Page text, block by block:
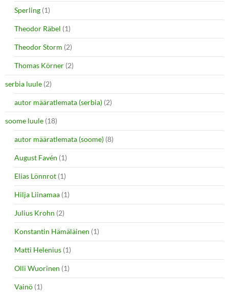
Sperling (1)
Theodor Räbel (1)
Theodor Storm (2)
Thomas Körner (2)
serbia luule (2)
autor määratlemata (serbia) (2)
soome luule (18)
autor määratlemata (soome) (8)
August Favén (1)
Elias Lönnrot (1)
Hilja Liinamaa (1)
Julius Krohn (2)
Konstantin Hämäläinen (1)
Matti Helenius (1)
Olli Wuorinen (1)
Vainö (1)